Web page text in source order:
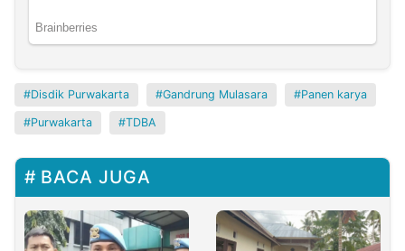
Disdik Purwakarta Gandrung Mulasara Panen karya
Purwakarta TDBA
BACA JUGA